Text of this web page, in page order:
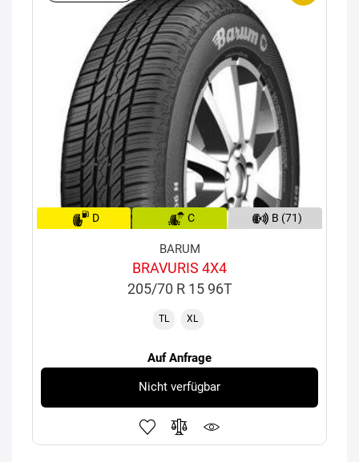
D C B (71)
BARUM
BRAVURIS 4X4
205/70 R 15 96T
TL XL
Auf Anfrage
Nicht verfügbar